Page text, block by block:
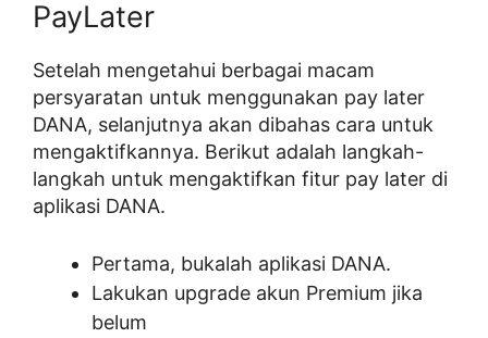
PayLater
Setelah mengetahui berbagai macam
persyaratan untuk menggunakan pay later
DANA, selanjutnya akan dibahas cara untuk
mengaktifkannya. Berikut adalah langkah-
langkah untuk mengaktifkan fitur pay later di
aplikasi DANA.
Pertama, bukalah aplikasi DANA.
Lakukan upgrade akun Premium jika
belum